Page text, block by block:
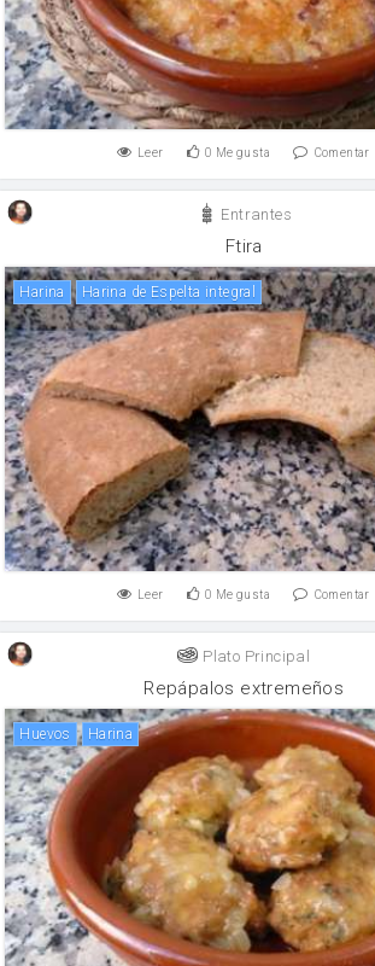
Leer 0 Me gusta Comentar
Entrantes
Ftira
harina Harina de Espelta integral
Leer 0 Me gusta Comentar
Plato Principal
Repápalos extremeños
huevos harina